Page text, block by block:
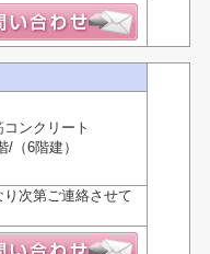
コンクリート
/（6階建）
次第ご連絡させて